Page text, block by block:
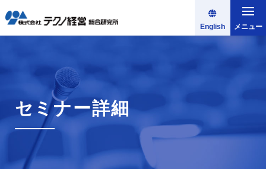
English メニュー
セミナー詳細